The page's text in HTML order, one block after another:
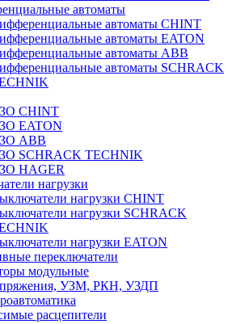
автоматы
автоматы CHINT
автоматы EATON
автоматы ABB
автоматы SCHRACK
CHINT
EATON
ABB
SCHRACK TECHNIK
HAGER
нагрузки
нагрузки CHINT
нагрузки SCHRACK
нагрузки EATON
переключатели
модульные
УЗМ, РКН, УЗДП
расцепители